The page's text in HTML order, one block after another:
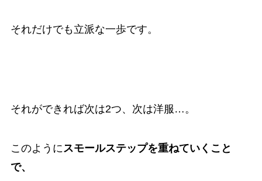
それだけでも立派な一歩です。
それができれば次は2つ、次は洋服…。
このようにスモールステップを重ねていくこと
で、